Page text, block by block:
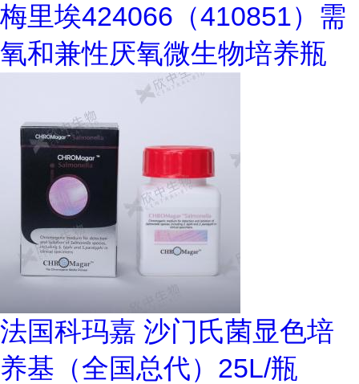
梅里埃424066（410851）需
氧和兼性厌氧微生物培养瓶
法国科玛嘉 沙门氏菌显色培
养基（全国总代）25L/瓶